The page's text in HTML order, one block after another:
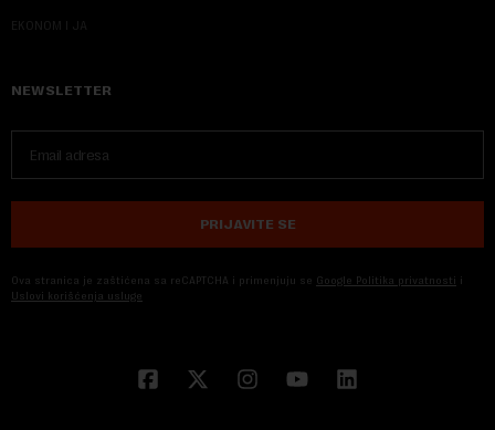
EKONOM I JA
NEWSLETTER
PRIJAVITE SE
Ova stranica je zaštićena sa reCAPTCHA i primenjuju se Google Politika privatnosti i
Uslovi korišćenja usluge